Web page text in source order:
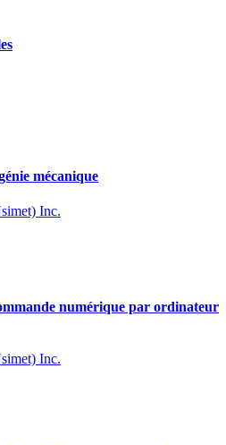
mécanique
Inc.
numérique par ordinateur
Inc.